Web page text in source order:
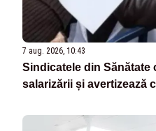
7 aug. 2026, 10:43
Sindicatele din Sănătate
salarizării și avertizează